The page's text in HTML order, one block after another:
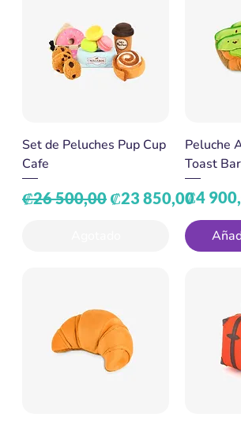
Set de Peluches Pup Cup
Cafe
Precio
₡26 500,00 Precio de oferta
₡23 850,00
Peluche
Toast
Precio
₡4